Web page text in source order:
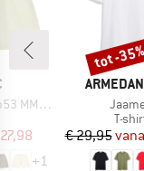
Shorts
prijs
+1
MERK
Artikel
T-
€ 29,95
Korting
tot -